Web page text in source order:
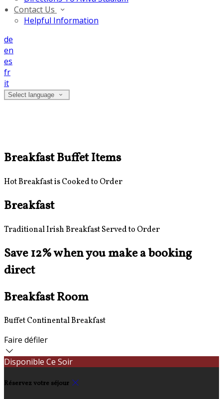
Contact Us
Helpful Information
de
en
es
fr
it
Select language
Breakfast Buffet Items
Hot Breakfast is Cooked to Order
Breakfast
Traditional Irish Breakfast Served to Order
Save 12% when you make a booking
direct
Breakfast Room
Buffet Continental Breakfast
Faire défiler
Disponible Ce Soir
Réservez votre séjour